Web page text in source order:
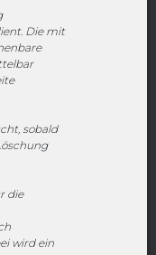
Die mit
sobald
die
wird ein